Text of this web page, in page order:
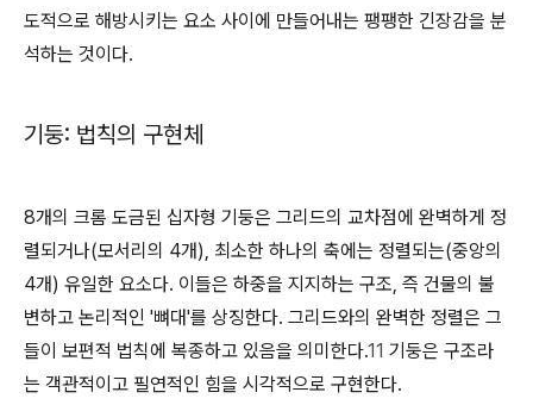
도적으로 해방시키는 요소 사이에 만들어내는 팽팽한 긴장감을 분
석하는 것이다.
기둥: 법칙의 구현체
8개의 크롬 도금된 십자형 기둥은 그리드의 교차점에 완벽하게 정
렬되거나(모서리의 4개), 최소한 하나의 축에는 정렬되는(중앙의
4개) 유일한 요소다. 이들은 하중을 지지하는 구조, 즉 건물의 불
변하고 논리적인 '뼈대'를 상징한다. 그리드와의 완벽한 정렬은 그
들이 보편적 법칙에 복종하고 있음을 의미한다.11 기둥은 구조라
는 객관적이고 필연적인 힘을 시각적으로 구현한다.